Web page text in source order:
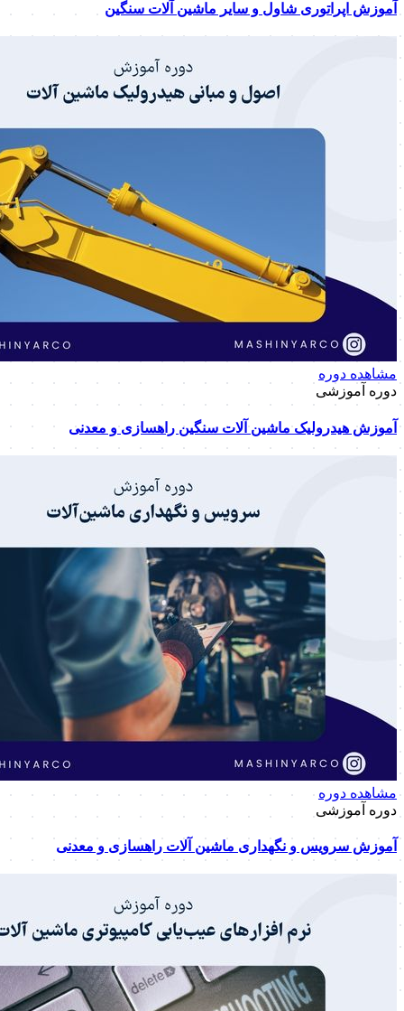
آموزش اپراتوری شاول و سایر ماشین آلات سنگین
مشاهده دوره
دوره آموزشی
آموزش هیدرولیک ماشین آلات سنگین راهسازی و معدنی
مشاهده دوره
دوره آموزشی
آموزش سرویس و نگهداری ماشین آلات راهسازی و معدنی